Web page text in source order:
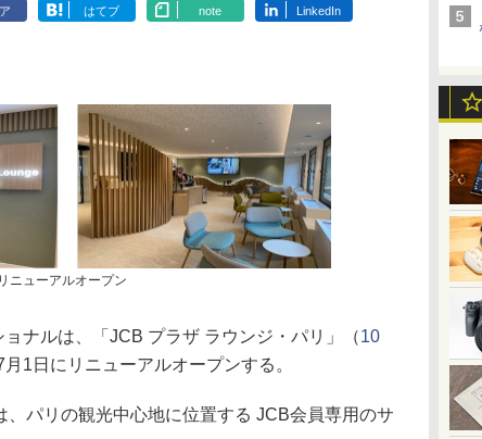
はてブ note LinkedIn
ニューアルオープン
ナルは、「JCB プラザ ラウンジ・パリ」（10
月1日にリニューアルオープンする。
、パリの観光中心地に位置する JCB会員専用のサ